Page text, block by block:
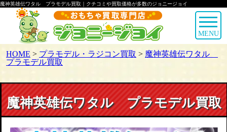
魔神英雄伝ワタル プラモデル買取｜クチコミや買取価格が多数のジョニージョイ
MENU
HOME > プラモデル・ラジコン買取 > 魔神英雄伝ワタル
プラモデル買取
魔神英雄伝ワタル プラモデル買取